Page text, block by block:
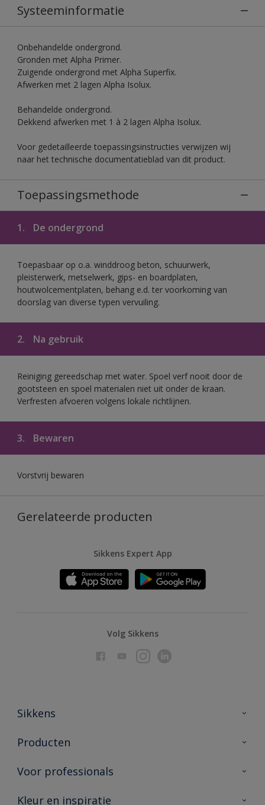
Systeeminformatie
Onbehandelde ondergrond.
Gronden met Alpha Primer.
Zuigende ondergrond met Alpha Superfix.
Afwerken met 2 lagen Alpha Isolux.
Behandelde ondergrond.
Dekkend afwerken met 1 à 2 lagen Alpha Isolux.
Voor gedetailleerde toepassingsinstructies verwijzen wij
naar het technische documentatieblad van dit product.
Toepassingsmethode
1. De ondergrond
Toepasbaar op o.a. winddroog beton, schuurwerk,
pleisterwerk, metselwerk, gips- en boardplaten,
houtwolcementplaten, behang e.d. ter voorkoming van
doorslag van diverse typen vervuiling.
2. Na gebruik
Reiniging gereedschap met water. Spoel verf nooit door de
gootsteen en spoel materialen niet uit onder de kraan.
Verfresten afvoeren volgens lokale richtlijnen.
3. Bewaren
Vorstvrij bewaren
Gerelateerde producten
Sikkens Expert App
Volg Sikkens
Sikkens
Over Sikkens
Duurzaamheid
Producten
Producten voor binnen
Vind je verkooppunt
Voor professionals
Advies & service
Kleur en inspiratie